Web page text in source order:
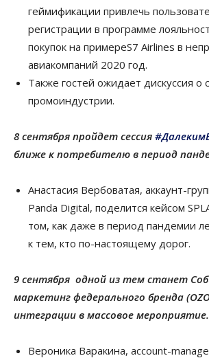
геймификации привлечь
регистрации в программе
покупок на примереS7 Airlines в
авиакомпаний 2020 год.
Также гостей ожидает дискуссия о
промоиндустрии.
8 сентября пройдет сессия
ближе к потребителю в период
Анастасия Вербоватая, аккаунт-
Panda Digital, поделится кейсом
том, как даже в период пандемии
к тем, кто по-настоящему дорог.
​9 сентября одной из тем станет
маркетинг федерального бренда
интеграции в массовое мероприятие.
Вероника Варакина, account-